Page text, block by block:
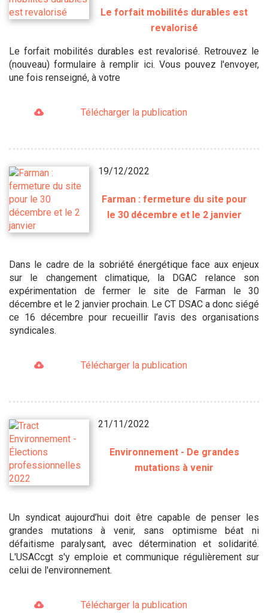
Le forfait mobilités durables est
revalorisé
Le forfait mobilités durables est revalorisé. Retrouvez le
(nouveau) formulaire à remplir ici. Vous pouvez l'envoyer,
une fois renseigné, à votre
Télécharger la publication
19/12/2022
Farman : fermeture du site pour
le 30 décembre et le 2 janvier
Dans le cadre de la sobriété énergétique face aux enjeux
sur le changement climatique, la DGAC relance son
expérimentation de fermer le site de Farman le 30
décembre et le 2 janvier prochain. Le CT DSAC a donc siégé
ce 16 décembre pour recueillir l’avis des organisations
syndicales.
Télécharger la publication
21/11/2022
Environnement - De grandes
mutations à venir
Un syndicat aujourd’hui doit être capable de penser les
grandes mutations à venir, sans optimisme béat ni
défaitisme paralysant, avec détermination et solidarité.
L'USACcgt s'y emploie et communique régulièrement sur
celui de l'environnement.
Télécharger la publication